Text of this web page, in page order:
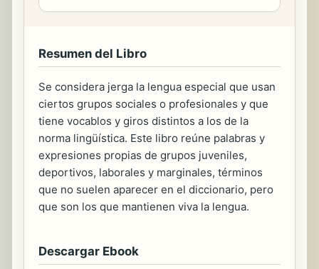
Resumen del Libro
Se considera jerga la lengua especial que usan
ciertos grupos sociales o profesionales y que
tiene vocablos y giros distintos a los de la
norma lingüística. Este libro reúne palabras y
expresiones propias de grupos juveniles,
deportivos, laborales y marginales, términos
que no suelen aparecer en el diccionario, pero
que son los que mantienen viva la lengua.
Descargar Ebook